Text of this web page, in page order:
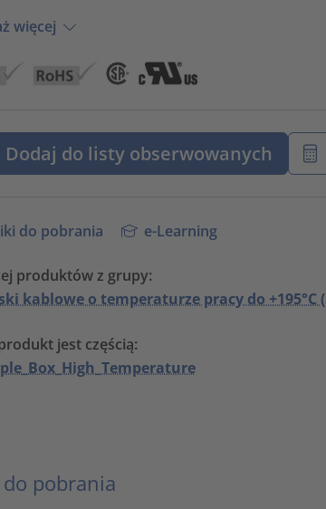
więcej
Dodaj do listy obserwowanych
do pobrania e-Learning
produktów z grupy:
kablowe o temperaturze pracy do +195°C
jest częścią:
pobrania